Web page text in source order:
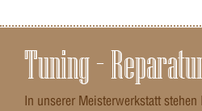
Tuning –
In unserer Meisterwerkstatt